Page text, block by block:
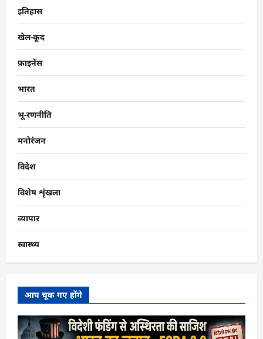
इतिहास
खेल-कूद
फ़ाइनेंस
भारत
भू-रणनीति
मनोरंजन
विदेश
विशेष शृंखला
व्यापार
स्वास्थ्य
आप चूक गए होंगे